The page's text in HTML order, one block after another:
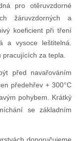
pro otěruvzdorné
žáruvzdorných a
koeficient při tření
a vysoce leštitelná.
za tepla.
před navařováním
předehřev + 300°C
pohybem. Krátký
se základním
doporučujeme